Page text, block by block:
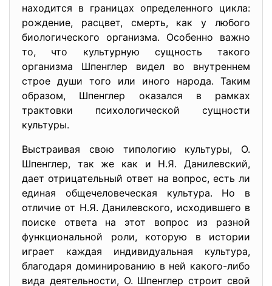
находится в границах определенного цикла:
рождение, расцвет, смерть, как у любого
биологического организма. Особенно важно
то, что культурную сущность такого
организма Шпенглер видел во внутреннем
строе души того или иного народа. Таким
образом, Шпенглер оказался в рамках
трактовки психологической сущности
культуры.
Выстраивая свою типологию культуры, О.
Шпенглер, так же как и Н.Я. Данилевский,
дает отрицательный ответ на вопрос, есть ли
единая общечеловеческая культура. Но в
отличие от Н.Я. Данилевского, исходившего в
поиске ответа на этот вопрос из разной
функциональной роли, которую в истории
играет каждая индивидуальная культура,
благодаря доминированию в ней какого-либо
вида деятельности, О. Шпенглер строит свой